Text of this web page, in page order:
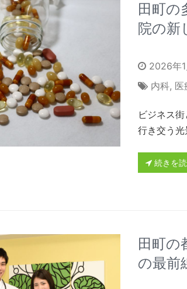
田町の
院の新
2026年1
内科, 医
ビジネス
行き交う光
続きを
田町の
の最前